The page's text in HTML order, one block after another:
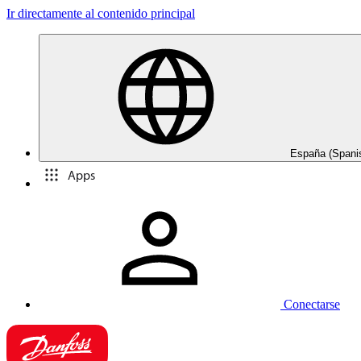
Ir directamente al contenido principal
España
Apps
Conectarse